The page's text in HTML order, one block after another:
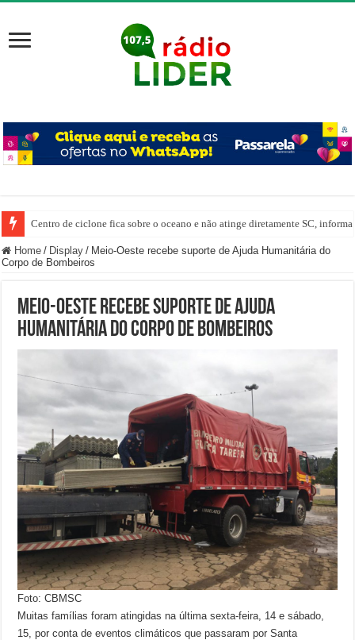
Centro de ciclone fica sobre o oceano e não atinge diretamente SC,
Home / Display / Meio-Oeste recebe suporte de Ajuda Humanitária do
Corpo de Bombeiros
Meio-Oeste recebe suporte de Ajuda
Humanitária do Corpo de Bombeiros
Foto: CBMSC
Muitas famílias foram atingidas na última sexta-feira, 14 e sábado,
15, por conta de eventos climáticos que passaram por Santa